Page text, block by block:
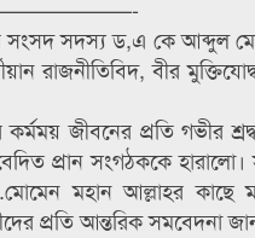
সংসদ সদস্য ড,এ কে আব্দুল
রাজনীতিবিদ, বীর
কর্মময় জীবনের প্রতি গভীর
প্রান সংগঠককে
মহান আল্লাহর কাছে
প্রতি আন্তরিক সমবেদনা